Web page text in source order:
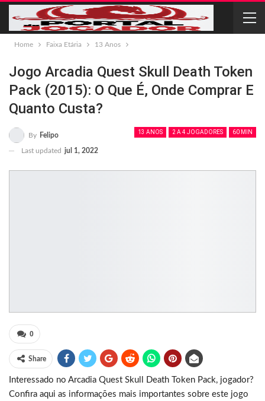
Home Faixa Etária 13 Anos
Jogo Arcadia Quest Skull Death Token
Pack (2015): O Que É, Onde Comprar E
Quanto Custa?
13 ANOS 2 A 4 JOGADORES 60 MIN
By Felipo
Last updated jul 1, 2022
0
Share
Interessado no Arcadia Quest Skull Death Token Pack, jogador?
Confira aqui as informações mais importantes sobre este jogo